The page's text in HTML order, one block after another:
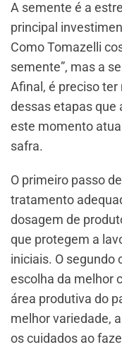
A semente é a
principal
Como Tomazelli
semente”, mas a
Afinal, é preciso
dessas etapas que
este momento
safra.
O primeiro passo
tratamento
dosagem de
que protegem a
iniciais. O segundo
escolha da melhor
área produtiva do
melhor variedade,
os cuidados ao